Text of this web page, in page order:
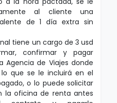
al cliente una
de 1 día extra sin
tiene un cargo de 3 usd
confirmar y pagar
Agencia de Viajes donde
que se le incluirá en el
o lo puede solicitar
la oficina de renta antes